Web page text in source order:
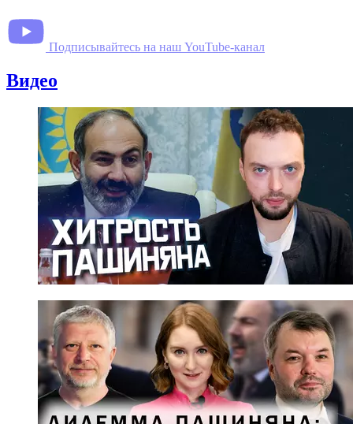
Подписывайтесь на наш YouTube-канал
Видео